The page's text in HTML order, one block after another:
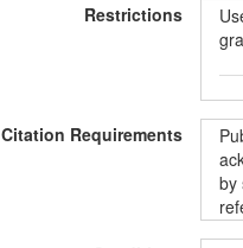
Restrictions
Citation Requirements
by